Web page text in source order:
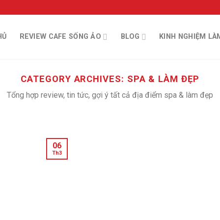
REVIEW CAFE SỐNG ẢO BLOG KINH NGHIỆM
CATEGORY ARCHIVES: SPA & LÀM ĐẸP
Tổng hợp review, tin tức, gợi ý tất cả địa điểm spa & làm đẹp
06
Th3